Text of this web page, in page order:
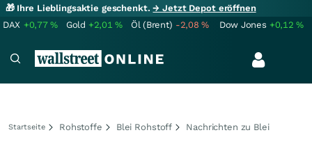
🎁 Ihre Lieblingsaktie geschenkt.→ Jetzt Depot eröffnen
DAX +0,77% Gold +2,01% Öl (Brent) -2,08% Dow Jones +0,12%
Startseite Rohstoffe Blei Rohstoff Nachrichten zu Blei